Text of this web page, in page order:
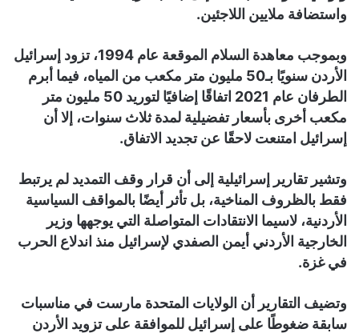
واستضافة ملايين اللاجئين.
وبموجب معاهدة السلام الموقعة عام 1994، تزود إسرائيل
الأردن سنويًا بـ50 مليون متر مكعب من المياه، فيما أبرم
الطرفان عام 2021 اتفاقًا إضافيًا لتوريد 50 مليون متر
مكعب أخرى بأسعار تفضيلية لمدة ثلاث سنوات، إلا أن
إسرائيل امتنعت لاحقًا عن تجديد الاتفاق.
وتشير تقارير إسرائيلية إلى أن قرار وقف التمديد لم يرتبط
فقط بالظروف المناخية، بل تأثر أيضًا بالمواقف السياسية
الأردنية، لاسيما الانتقادات المتواصلة التي يوجهها وزير
الخارجية الأردني أيمن الصفدي لإسرائيل منذ اندلاع الحرب
في غزة.
وتضيف التقارير أن الولايات المتحدة مارست في مناسبات
سابقة ضغوطًا على إسرائيل للموافقة على تزويد الأردن